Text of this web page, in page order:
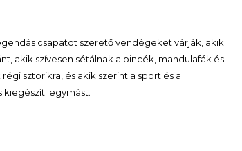
csapatot szerető vendégeket várják, akik
akik szívesen sétálnak a pincék, mandulafák és
sztorikra, és akik szerint a sport és a
egymást.